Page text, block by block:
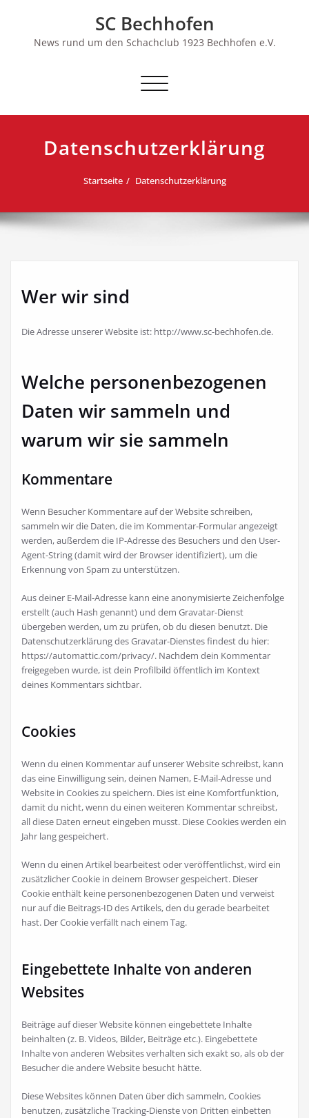
SC Bechhofen
News rund um den Schachclub 1923 Bechhofen e.V.
Schalte
Datenschutzerklärung
Startseite Datenschutzerklärung
Wer wir sind
Die Adresse unserer Website ist: http://www.sc-bechhofen.de.
Welche personenbezogenen
Daten wir sammeln und
warum wir sie sammeln
Kommentare
Wenn Besucher Kommentare auf der Website schreiben,
sammeln wir die Daten, die im Kommentar-Formular angezeigt
werden, außerdem die IP-Adresse des Besuchers und den User-
Agent-String (damit wird der Browser identifiziert), um die
Erkennung von Spam zu unterstützen.
Aus deiner E-Mail-Adresse kann eine anonymisierte Zeichenfolge
erstellt (auch Hash genannt) und dem Gravatar-Dienst
übergeben werden, um zu prüfen, ob du diesen benutzt. Die
Datenschutzerklärung des Gravatar-Dienstes findest du hier:
https://automattic.com/privacy/. Nachdem dein Kommentar
freigegeben wurde, ist dein Profilbild öffentlich im Kontext
deines Kommentars sichtbar.
Cookies
Wenn du einen Kommentar auf unserer Website schreibst, kann
das eine Einwilligung sein, deinen Namen, E-Mail-Adresse und
Website in Cookies zu speichern. Dies ist eine Komfortfunktion,
damit du nicht, wenn du einen weiteren Kommentar schreibst,
all diese Daten erneut eingeben musst. Diese Cookies werden ein
Jahr lang gespeichert.
Wenn du einen Artikel bearbeitest oder veröffentlichst, wird ein
zusätzlicher Cookie in deinem Browser gespeichert. Dieser
Cookie enthält keine personenbezogenen Daten und verweist
nur auf die Beitrags-ID des Artikels, den du gerade bearbeitet
hast. Der Cookie verfällt nach einem Tag.
Eingebettete Inhalte von anderen
Websites
Beiträge auf dieser Website können eingebettete Inhalte
beinhalten (z. B. Videos, Bilder, Beiträge etc.). Eingebettete
Inhalte von anderen Websites verhalten sich exakt so, als ob der
Besucher die andere Website besucht hätte.
Diese Websites können Daten über dich sammeln, Cookies
benutzen, zusätzliche Tracking-Dienste von Dritten einbetten